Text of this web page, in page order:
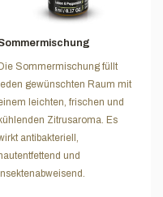
Sommermischung füllt
gewünschten Raum mit
leichten, frischen und
Zitrusaroma. Es
antibakteriell,
und